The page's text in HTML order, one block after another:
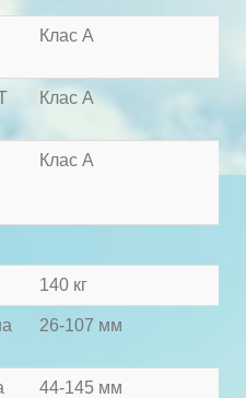
Клас А
Клас А
Клас А
140 кг
26-107 мм
44-145 мм